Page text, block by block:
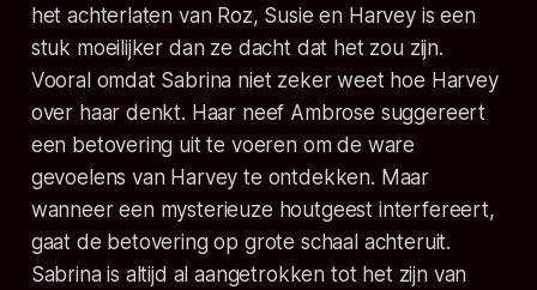
het achterlaten van Roz, Susie en Harvey is een
stuk moeilijker dan ze dacht dat het zou zijn.
Vooral omdat Sabrina niet zeker weet hoe Harvey
over haar denkt. Haar neef Ambrose suggereert
een betovering uit te voeren om de ware
gevoelens van Harvey te ontdekken. Maar
wanneer een mysterieuze houtgeest interfereert,
gaat de betovering op grote schaal achteruit.
Sabrina is altijd al aangetrokken tot het zijn van